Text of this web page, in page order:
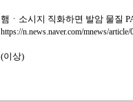
햄ㆍ소시지 직화하면 발암 물질
https://n.news.naver.com/mnews/
(이상)